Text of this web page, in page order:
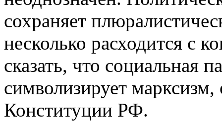
сохраняет
несколько расходится с
сказать, что социальная
символизирует
Конституции РФ.